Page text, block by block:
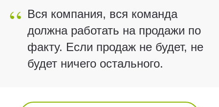
“ Вся компания, вся команда
должна работать на продажи по
факту. Если продаж не будет, не
будет ничего остального.